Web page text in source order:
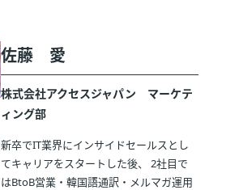
佐藤 愛
株式会社アクセスジャパン マーケテ
ィング部
新卒でIT業界にインサイドセールスとし
てキャリアをスタートした後、 2社目で
はBtoB営業・韓国語通訳・メルマガ運用